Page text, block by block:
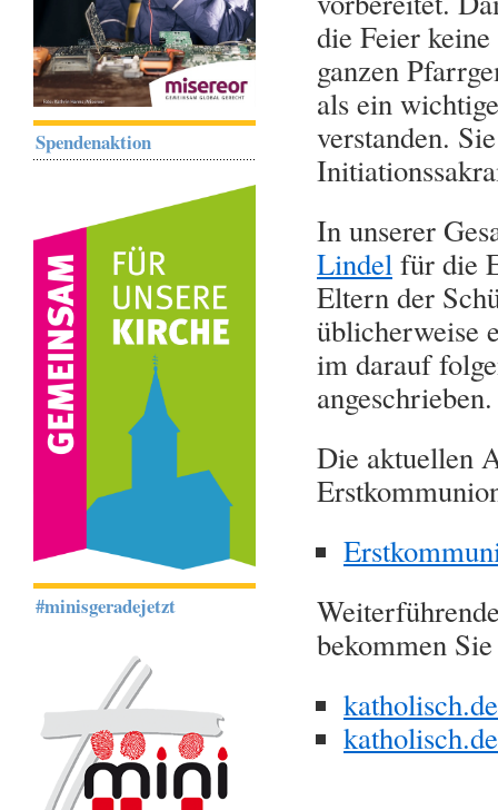
die Feier
ganzen
als ein
verstanden.
In unserer
Lindel für die
Eltern der
üblicherweise
im darauf
angeschrieben.
Die aktuellen
bekommen
Spendenaktion
#minisgeradejetzt